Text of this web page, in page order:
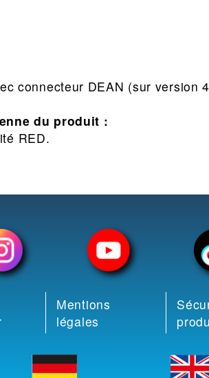
connecteur DEAN (sur version
du produit :
RED.
Mentions
légales